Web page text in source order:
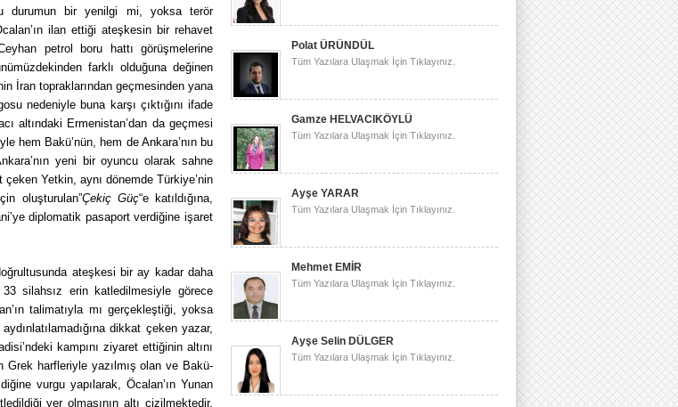
durumun bir yenilgi mi, yoksa terör
ilan ettiği ateşkesin bir rehavet
petrol boru hattı görüşmelerine
farklı olduğuna değinen
İran topraklarından geçmesinden yana
nedeniyle buna karşı çıktığını ifade
altındaki Ermenistan’dan da geçmesi
hem Bakü’nün, hem de Ankara’nın bu
yeni bir oyuncu olarak sahne
çeken Yetkin, aynı dönemde Türkiye’nin
oluşturulan”Çekiç Güç“e
katıldığına,
diplomatik pasaport verdiğine işaret
ateşkesi bir ay kadar daha
silahsız erin katledilmesiyle görece
talimatıyla mı gerçekleştiği, yoksa
dikkat çeken yazar,
kampını ziyaret ettiğinin altını
harfleriyle yazılmış olan ve Bakü-
vurgu yapılarak, Öcalan’ın Yunan
yer olmasının altı çizilmektedir.
Polat ÜRÜNDÜL
Tüm Yazılara Ulaşmak İçin Tıklayınız.
Gamze HELVACIKÖYLÜ
Tüm Yazılara Ulaşmak İçin Tıklayınız.
Ayşe YARAR
Tüm Yazılara Ulaşmak İçin Tıklayınız.
Mehmet EMİR
Tüm Yazılara Ulaşmak İçin Tıklayınız.
Ayşe Selin DÜLGER
Tüm Yazılara Ulaşmak İçin Tıklayınız.